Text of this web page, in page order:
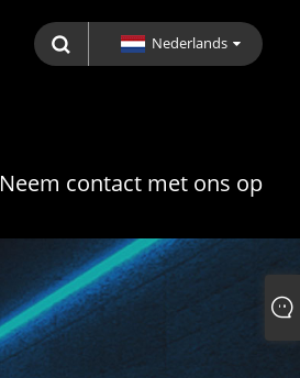
Nederlands
Neem contact met ons op